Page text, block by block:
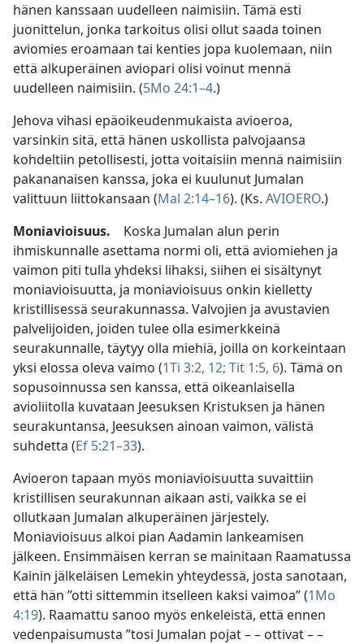
hänen kanssaan uudelleen naimisiin. Tämä esti
juonittelun, jonka tarkoitus olisi ollut saada toinen
aviomies eroamaan tai kenties jopa kuolemaan, niin
että alkuperäinen aviopari olisi voinut mennä
uudelleen naimisiin. (5Mo 24:1–4.)
Jehova vihasi epäoikeudenmukaista avioeroa,
varsinkin sitä, että hänen uskollista palvojaansa
kohdeltiin petollisesti, jotta voitaisiin mennä naimisiin
pakananaisen kanssa, joka ei kuulunut Jumalan
valittuun liittokansaan (Mal 2:14–16). (Ks. AVIOERO.)
Moniavioisuus. Koska Jumalan alun perin
ihmiskunnalle asettama normi oli, että aviomiehen ja
vaimon piti tulla yhdeksi lihaksi, siihen ei sisältynyt
moniavioisuutta, ja moniavioisuus onkin kielletty
kristillisessä seurakunnassa. Valvojien ja avustavien
palvelijoiden, joiden tulee olla esimerkkeinä
seurakunnalle, täytyy olla miehiä, joilla on korkeintaan
yksi elossa oleva vaimo (1Ti 3:2, 12; Tit 1:5, 6). Tämä on
sopusoinnussa sen kanssa, että oikeanlaisella
avioliitolla kuvataan Jeesuksen Kristuksen ja hänen
seurakuntansa, Jeesuksen ainoan vaimon, välistä
suhdetta (Ef 5:21–33).
Avioeron tapaan myös moniavioisuutta suvaittiin
kristillisen seurakunnan aikaan asti, vaikka se ei
ollutkaan Jumalan alkuperäinen järjestely.
Moniavioisuus alkoi pian Aadamin lankeamisen
jälkeen. Ensimmäisen kerran se mainitaan Raamatussa
Kainin jälkeläisen Lemekin yhteydessä, josta sanotaan,
että hän ”otti sittemmin itselleen kaksi vaimoa” (1Mo
4:19). Raamattu sanoo myös enkeleistä, että ennen
vedenpaisumusta ”tosi Jumalan pojat – – ottivat – –